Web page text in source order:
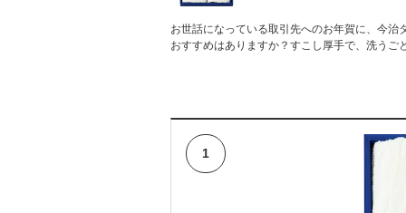
お世話になっている取引先へのお年賀に、今
おすすめはありますか？すこし厚手で、洗う
1